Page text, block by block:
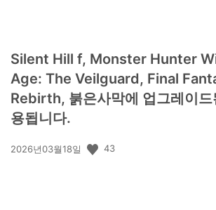
Silent Hill f, Monster Hunter
Age: The Veilguard, Final
Rebirth, 붉은사막에 업그레이드
용됩니다.
공
2026년03월18일 43